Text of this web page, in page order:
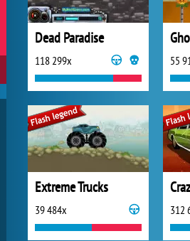
Dead Paradise
118 299x 55
Extreme Trucks
39 484x 312